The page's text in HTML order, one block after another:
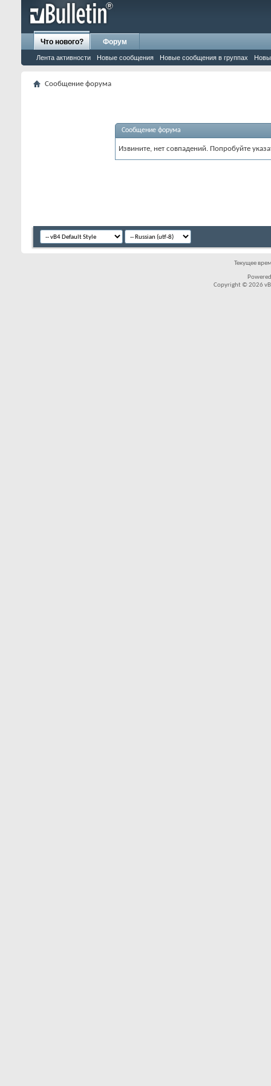
Что нового?
Лента активности Новые сообщения Новые сообщения в группах
Форум
Сообщение форума
Сообщение форума
Извините, нет совпадений. Попробуйте
Текущее
Copyright © 2026